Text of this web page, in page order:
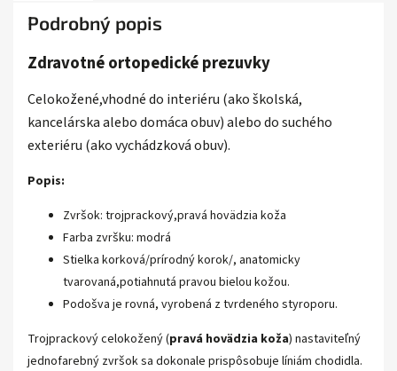
Podrobný popis
Zdravotné ortopedické prezuvky
Celokožené,vhodné do interiéru (ako školská,
kancelárska alebo domáca obuv) alebo do suchého
exteriéru (ako vychádzková obuv).
Popis:
Zvršok: trojprackový,pravá hovädzia koža
Farba zvršku: modrá
Stielka korková/prírodný korok/, anatomicky
tvarovaná,potiahnutá pravou bielou kožou.
Podošva je rovná, vyrobená z tvrdeného styroporu.
Trojprackový celokožený (pravá hovädzia koža) nastaviteľný
jednofarebný zvršok sa dokonale prispôsobuje líniám chodidla.